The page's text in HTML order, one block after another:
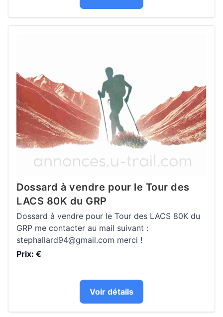
Dossard à vendre pour le Tour des
LACS 80K du GRP
Dossard à vendre pour le Tour des LACS 80K du
GRP me contacter au mail suivant :
stephallard94@gmail.com merci !
Prix: €
Voir détails